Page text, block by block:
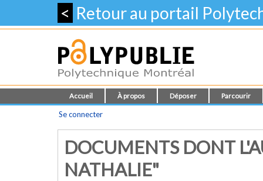
< Retour au portail
Accueil À propos Déposer Parcourir
Se connecter
DOCUMENTS DONT
NATHALIE"